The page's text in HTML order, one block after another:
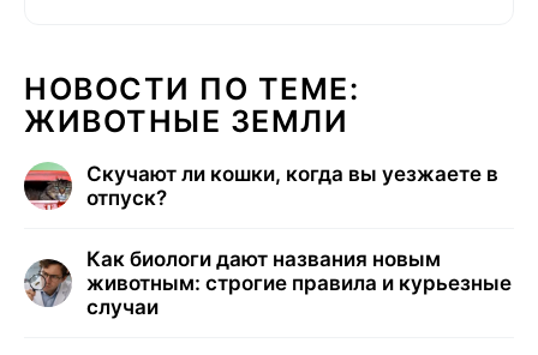
НОВОСТИ ПО ТЕМЕ:
ЖИВОТНЫЕ ЗЕМЛИ
Скучают ли кошки, когда вы уезжаете в
отпуск?
Как биологи дают названия новым
животным: строгие правила и курьезные
случаи